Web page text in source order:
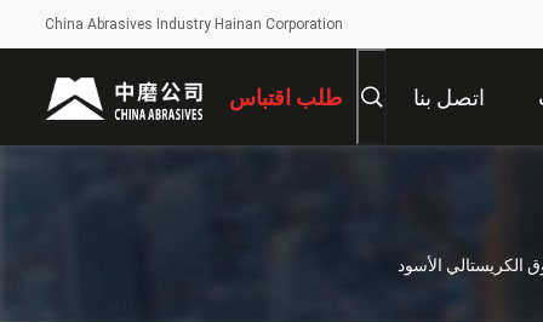
China Abrasives Industry Hainan Corporation
اتصل بنا طلب اقتباس
الكريستالي الأسود